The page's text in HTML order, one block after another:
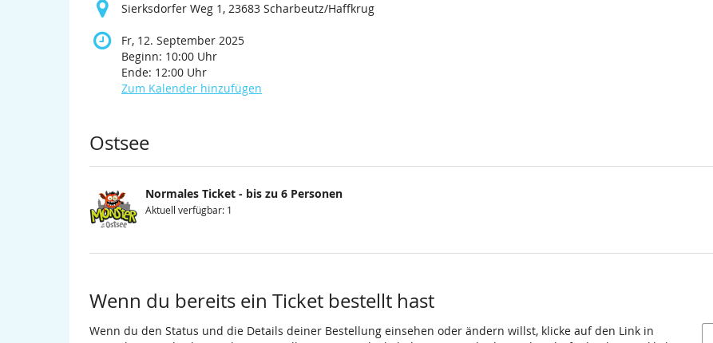
Sierksdorfer Weg 1, 23683 Scharbeutz/Haffkrug
Fr, 12. September 2025
Beginn: 10:00 Uhr
Ende: 12:00 Uhr
Zum Kalender hinzufügen
Produkte
Ostsee
Normales Ticket - bis zu 6 Personen
Aktuell verfügbar: 1
Wenn du bereits ein Ticket bestellt hast
Wenn du den Status und die Details deiner Bestellung einsehen oder ändern willst, klicke auf den Link in